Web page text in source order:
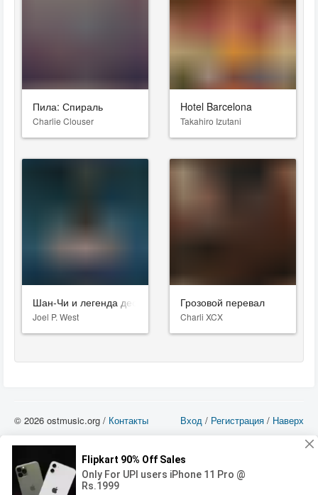
Пила: Спираль
Charlie Clouser
Hotel Barcelona
Takahiro Izutani
Шан-Чи и легенда десяти колец
Joel P. West
Грозовой перевал
Charli XCX
Вход / Регистрация / Наверх
© 2026 ostmusic.org / Контакты
можете использовать такие материалы только в том в случае, если
использование производится с ознакомительными целями - для прочих целей
вы должны приобрести лицензионную запись.